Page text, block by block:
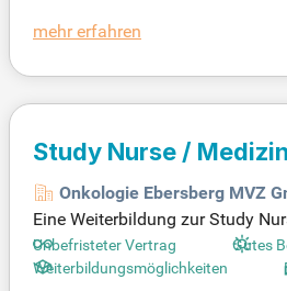
iereportal, indem Sie auf den
mehr erfahren
Study Nurse /
Onkologie Ebersberg MVZ
Eine Weiterbildung zur Study
ührung und Dokumentation von
ce Programme sicher. Ein
Unbefristeter Vertrag Gutes
Weiterbildungsmöglichkeiten